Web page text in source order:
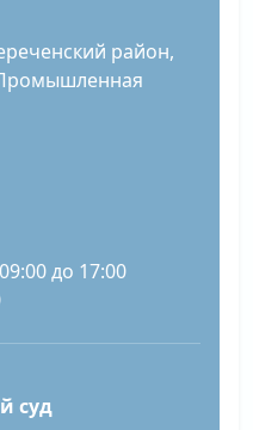
район,
до 17:00
суд